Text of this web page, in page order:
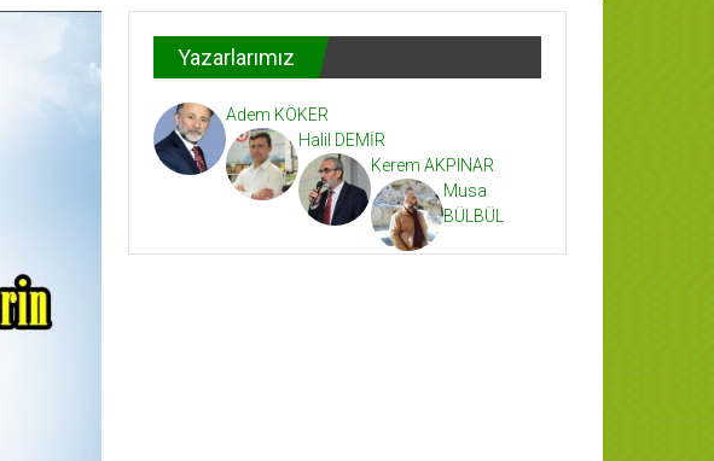
Yazarlarımız
Adem KÖKER
Halil DEMİR
Kerem AKPINAR
Musa
BÜLBÜL